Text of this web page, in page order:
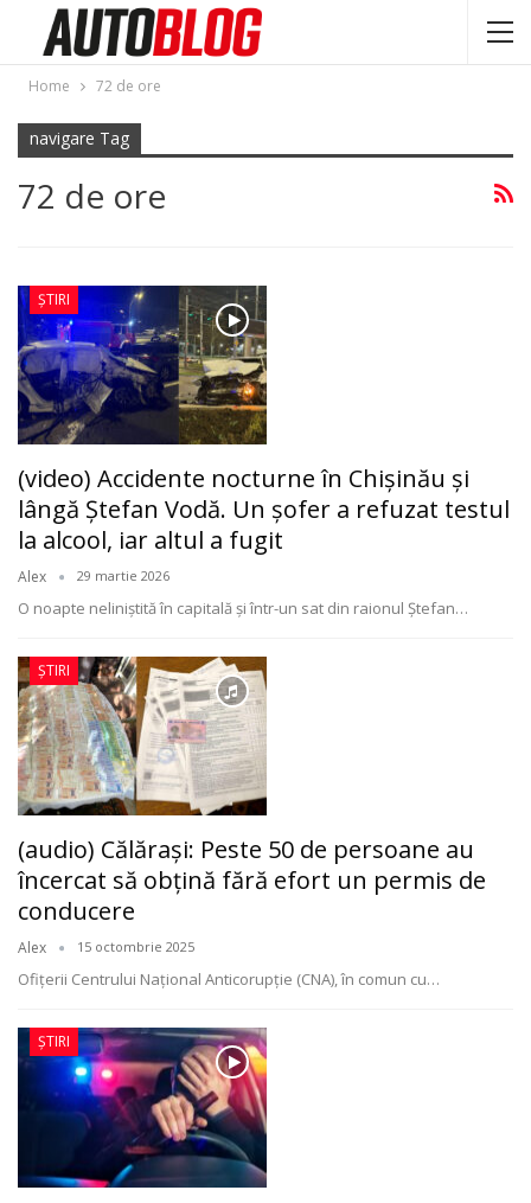
Home 72 de ore
navigare Tag
72 de ore
ȘTIRI
(video) Accidente nocturne în Chișinău și
lângă Ștefan Vodă. Un șofer a refuzat testul
la alcool, iar altul a fugit
Alex 29 martie 2026
O noapte neliniștită în capitală și într-un sat din raionul Ștefan…
ȘTIRI
(audio) Călărași: Peste 50 de persoane au
încercat să obțină fără efort un permis de
conducere
Alex 15 octombrie 2025
Ofițerii Centrului Național Anticorupție (CNA), în comun cu…
ȘTIRI